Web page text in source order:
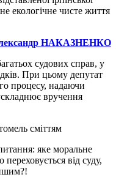
екологічне чисте життя
НАКАЗНЕНКО
судових справ, у
При цьому депутат
процесу, надаючи
вручення
яке моральне
від суду,